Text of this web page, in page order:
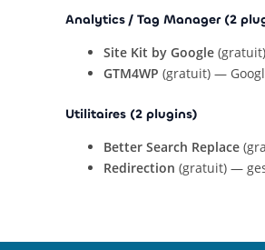
Analytics / Tag Manager (2
Site Kit by Google (gratuit)
GTM4WP (gratuit) —
Utilitaires (2 plugins)
Better Search Replace
Redirection (gratuit) —